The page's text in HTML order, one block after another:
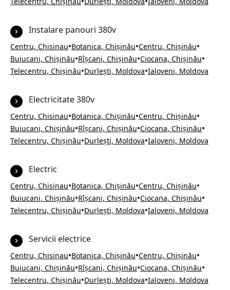
Instalare panouri 380v
Centru, Chisinau•Botanica, Chișinău•Centru, Chișinău•
Buiucani, Chișinău•Rîșcani, Chișinău•Ciocana, Chișinău•
Telecentru, Chișinău•Durlești, Moldova•Ialoveni, Moldova
Electricitate 380v
Centru, Chisinau•Botanica, Chișinău•Centru, Chișinău•
Buiucani, Chișinău•Rîșcani, Chișinău•Ciocana, Chișinău•
Telecentru, Chișinău•Durlești, Moldova•Ialoveni, Moldova
Electric
Centru, Chisinau•Botanica, Chișinău•Centru, Chișinău•
Buiucani, Chișinău•Rîșcani, Chișinău•Ciocana, Chișinău•
Telecentru, Chișinău•Durlești, Moldova•Ialoveni, Moldova
Servicii electrice
Centru, Chisinau•Botanica, Chișinău•Centru, Chișinău•
Buiucani, Chișinău•Rîșcani, Chișinău•Ciocana, Chișinău•
Telecentru, Chișinău•Durlești, Moldova•Ialoveni, Moldova